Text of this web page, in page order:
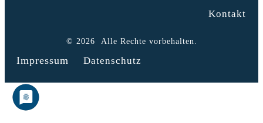
Impressum Datenschutz
© 2026 Alle Rechte vorbehalten.
Kontakt